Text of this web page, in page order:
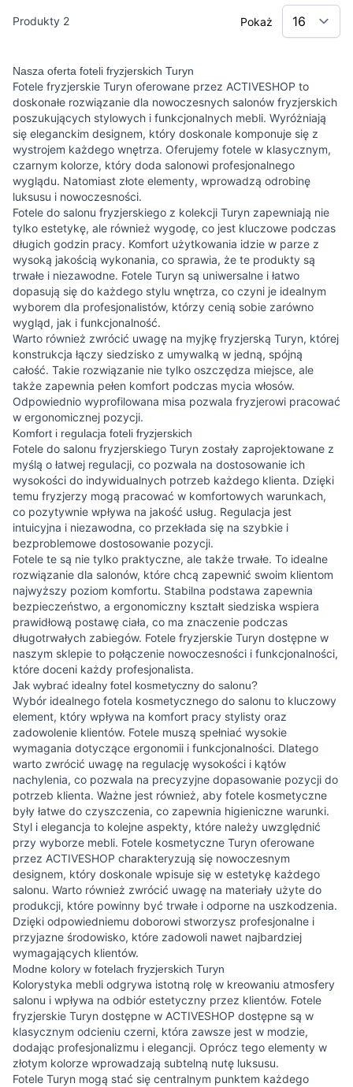
Produkty 2 Pokaż
Nasza oferta foteli fryzjerskich Turyn
Fotele fryzjerskie Turyn oferowane przez ACTIVESHOP to
doskonałe rozwiązanie dla nowoczesnych salonów fryzjerskich
poszukujących stylowych i funkcjonalnych mebli. Wyróżniają
się eleganckim designem, który doskonale komponuje się z
wystrojem każdego wnętrza. Oferujemy fotele w klasycznym,
czarnym kolorze, który doda salonowi profesjonalnego
wyglądu. Natomiast złote elementy, wprowadzą odrobinę
luksusu i nowoczesności.
Fotele do salonu fryzjerskiego z kolekcji Turyn zapewniają nie
tylko estetykę, ale również wygodę, co jest kluczowe podczas
długich godzin pracy. Komfort użytkowania idzie w parze z
wysoką jakością wykonania, co sprawia, że te produkty są
trwałe i niezawodne. Fotele Turyn są uniwersalne i łatwo
dopasują się do każdego stylu wnętrza, co czyni je idealnym
wyborem dla profesjonalistów, którzy cenią sobie zarówno
wygląd, jak i funkcjonalność.
Warto również zwrócić uwagę na myjkę fryzjerską Turyn, której
konstrukcja łączy siedzisko z umywalką w jedną, spójną
całość. Takie rozwiązanie nie tylko oszczędza miejsce, ale
także zapewnia pełen komfort podczas mycia włosów.
Odpowiednio wyprofilowana misa pozwala fryzjerowi pracować
w ergonomicznej pozycji.
Komfort i regulacja foteli fryzjerskich
Fotele do salonu fryzjerskiego Turyn zostały zaprojektowane z
myślą o łatwej regulacji, co pozwala na dostosowanie ich
wysokości do indywidualnych potrzeb każdego klienta. Dzięki
temu fryzjerzy mogą pracować w komfortowych warunkach,
co pozytywnie wpływa na jakość usług. Regulacja jest
intuicyjna i niezawodna, co przekłada się na szybkie i
bezproblemowe dostosowanie pozycji.
Fotele te są nie tylko praktyczne, ale także trwałe. To idealne
rozwiązanie dla salonów, które chcą zapewnić swoim klientom
najwyższy poziom komfortu. Stabilna podstawa zapewnia
bezpieczeństwo, a ergonomiczny kształt siedziska wspiera
prawidłową postawę ciała, co ma znaczenie podczas
długotrwałych zabiegów. Fotele fryzjerskie Turyn dostępne w
naszym sklepie to połączenie nowoczesności i funkcjonalności,
które doceni każdy profesjonalista.
Jak wybrać idealny fotel kosmetyczny do salonu?
Wybór idealnego fotela kosmetycznego do salonu to kluczowy
element, który wpływa na komfort pracy stylisty oraz
zadowolenie klientów. Fotele muszą spełniać wysokie
wymagania dotyczące ergonomii i funkcjonalności. Dlatego
warto zwrócić uwagę na regulację wysokości i kątów
nachylenia, co pozwala na precyzyjne dopasowanie pozycji do
potrzeb klienta. Ważne jest również, aby fotele kosmetyczne
były łatwe do czyszczenia, co zapewnia higieniczne warunki.
Styl i elegancja to kolejne aspekty, które należy uwzględnić
przy wyborze mebli. Fotele kosmetyczne Turyn oferowane
przez ACTIVESHOP charakteryzują się nowoczesnym
designem, który doskonale wpisuje się w estetykę każdego
salonu. Warto również zwrócić uwagę na materiały użyte do
produkcji, które powinny być trwałe i odporne na uszkodzenia.
Dzięki odpowiedniemu doborowi stworzysz profesjonalne i
przyjazne środowisko, które zadowoli nawet najbardziej
wymagających klientów.
Modne kolory w fotelach fryzjerskich Turyn
Kolorystyka mebli odgrywa istotną rolę w kreowaniu atmosfery
salonu i wpływa na odbiór estetyczny przez klientów. Fotele
fryzjerskie Turyn dostępne w ACTIVESHOP dostępne są w
klasycznym odcieniu czerni, która zawsze jest w modzie,
dodając profesjonalizmu i elegancji. Oprócz tego elementy w
złotym kolorze wprowadzają subtelną nutę luksusu.
Fotele Turyn mogą stać się centralnym punktem każdego